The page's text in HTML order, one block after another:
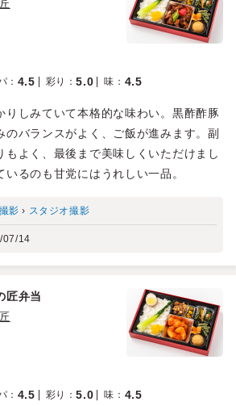
： 4.5 彩り ：5.0 味 ： 4.5
りしみていて本格的な味わい。黒酢酢豚
のバランスがよく、ご飯が進みます。副
もよく、最後まで美味しくいただけまし
るのも甘党にはうれしい一品。
影 › スタジオ撮影
07/14
匠弁当
： 4.5 彩り ：5.0 味 ： 4.5